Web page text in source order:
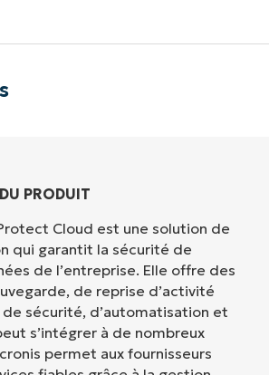
PRODUIT
Cloud est une solution de
qui garantit la sécurité de
de l’entreprise. Elle offre des
de reprise d’activité
sécurité, d’automatisation et
s’intégrer à de nombreux
permet aux fournisseurs